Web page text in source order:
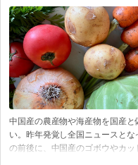
中国産の農産物や海産物を国産
い。昨年発覚し全国ニュースと
の前後に、中国産のゴボウやカ